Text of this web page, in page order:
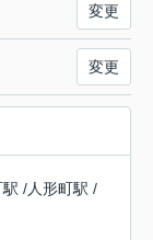
変更
変更
/人形町駅 /